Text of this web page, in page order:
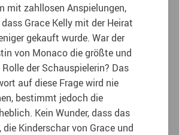
mit zahllosen Anspielungen,
Grace Kelly mit der Heirat
gekauft wurde. War der
von Monaco die größte und
der Schauspielerin? Das
auf diese Frage wird nie
bestimmt jedoch die
Kein Wunder, dass das
die Kinderschar von Grace und